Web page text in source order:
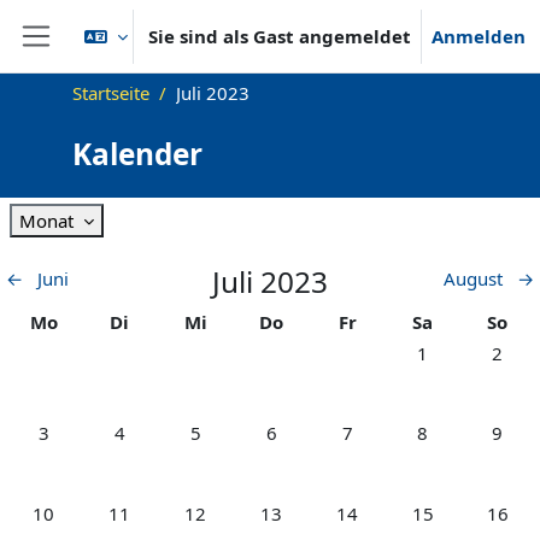
Zum Hauptinhalt
Website-Übersicht
Sie sind als Gast angemeldet Anmelden
Startseite Juli 2023
Kalender
Monat
← Juni Juli 2023 August
→
Montag
Mo Dienstag
Di Mittwoch
Mi Donnerstag
Do Freitag
Fr Samstag
Sa
So
Keine Termine,
1 Keine
2
Keine Termine, Montag, 3. Juli
3 Keine Termine, Dienstag, 4. Juli
4 Keine Termine, Mittwoch, 5. Juli
5 Keine Termine, Donnerstag, 6. Juli
6 Keine Termine, Freitag,
7 Keine Termine,
8 Keine
9
Keine Termine, Montag, 10. Juli
10 Keine Termine, Dienstag, 11. Juli
11 Keine Termine, Mittwoch, 12. Juli
12 Keine Termine, Donnerstag, 13.
13 Keine Termine, Freitag,
14 Keine Termine,
15 Keine
16